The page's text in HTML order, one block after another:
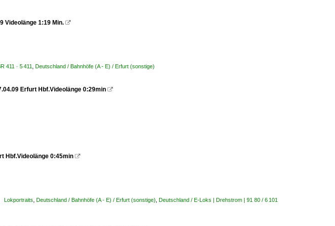
Videolänge 1:19 Min. 
411 · 5 411 Deutschland / Bahnhöfe (A - E) / Erfurt (sonstige)
Erfurt Hbf.Videolänge 0:29min 
Hbf.Videolänge 0:45min 
Lokportraits Deutschland / Bahnhöfe (A - E) / Erfurt (sonstige) Deutschland / E-Loks | Drehstrom | 91 80 / 6 101